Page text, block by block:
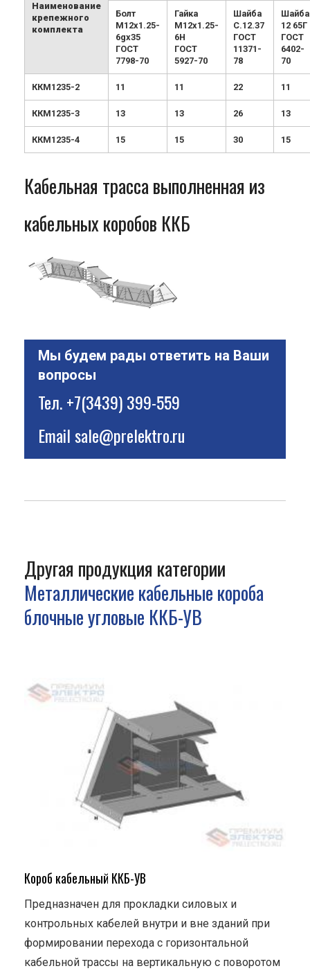
Наименование
крепежного
комплекта
Болт
М12х1.25-
6gx35
ГОСТ
7798-70
Гайка
М12х1.25-
6H
ГОСТ
5927-70
Шайба
С.12.37
ГОСТ
11371-
78
Шайба
12 65Г
ГОСТ
6402-
70
ККМ1235-2 11 11 22 11
ККМ1235-3 13 13 26 13
ККМ1235-4 15 15 30 15
Кабельная трасса выполненная из
кабельных коробов ККБ
Мы будем рады ответить на Ваши
вопросы
Тел.+7(3439) 399-559
Emailsale@prelektro.ru
Другая продукция категории
Металлические кабельные короба
блочные угловые ККБ-УВ
Короб кабельный ККБ-УВ
Предназначен для прокладки силовых и
контрольных кабелей внутри и вне зданий при
формировании перехода с горизонтальной
кабельной трассы на вертикальную с поворотом